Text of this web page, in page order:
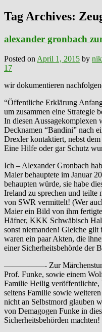
Tag Archives:
alexander gronbach
Posted on April 1, 2015 by
17
wir dokumentieren
“Öffentliche Erklärung
um zusammen eine Strategie
In diesen
Decknamen “Bandini” nach
Drexler kontaktiert, nebst
Eine Hilfe oder gar Schutz
Ich – Alexander Gronbach
Maier behauptete im Januar
behaupten würde, sie habe
Ireland zu sprechen und
von SWR vermittelt! (Wer
Maier ein Bild von ihm
Häfner, KKK Schwäbisch
sonst niemanden! Gleiche gilt
waren ein paar Akten, die
einer Sicherheitsbehörde der
—————- Zur Märchenstunde
Prof. Funke, sowie einem
Familie Heilig veröffentlichte,
seitens Familie sowie
nicht an Selbstmord glauben
von Demagogen Funke in
Sicherheitsbehörden